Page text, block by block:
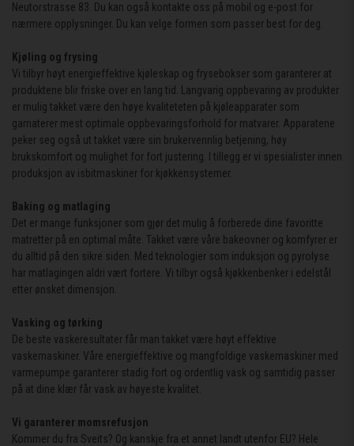
Neutorstrasse 83. Du kan også kontakte oss på mobil og e-post for
nærmere opplysninger. Du kan velge formen som passer best for deg.
Kjøling og frysing
Vi tilbyr høyt energieffektive kjøleskap og frysebokser som garanterer at
produktene blir friske over en lang tid. Langvarig oppbevaring av produkter
er mulig takket være den høye kvaliteteten på kjøleapparater som
garnaterer mest optimale oppbevaringsforhold for matvarer. Apparatene
peker seg også ut takket være sin brukervennlig betjening, høy
brukskomfort og mulighet for fort justering. I tillegg er vi spesialister innen
produksjon av isbitmaskiner for kjøkkensystemer.
Baking og matlaging
Det er mange funksjoner som gjør det mulig å forberede dine favoritte
matretter på en optimal måte. Takket være våre bakeovner og komfyrer er
du alltid på den sikre siden. Med teknologier som induksjon og pyrolyse
har matlagingen aldri vært fortere. Vi tilbyr også kjøkkenbenker i edelstål
etter ønsket dimensjon.
Vasking og tørking
De beste vaskeresultater får man takket være høyt effektive
vaskemaskiner. Våre energieffektive og mangfoldige vaskemaskiner med
varmepumpe garanterer stadig fort og ordentlig vask og samtidig passer
på at dine klær får vask av høyeste kvalitet.
Vi garanterer momsrefusjon
Kommer du fra Sveits? Og kanskje fra et annet landt utenfor EU? Hele